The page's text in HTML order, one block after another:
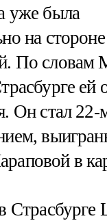
уже была
на стороне
По словам
ей
Он стал 22-
в
Страсбурге